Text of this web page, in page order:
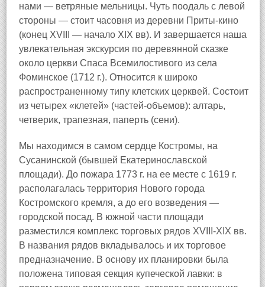
нами — ветряные мельницы. Чуть поодаль с левой
стороны — стоит часовня из деревни Приты-кино
(конец XVIII — начало XIX вв). И завершается наша
увлекательная экскурсия по деревянной сказке
около церкви Спаса Всемилостивого из села
Фоминское (1712 г.). Относится к широко
распространенному типу клетских церквей. Состоит
из четырех «клетей» (частей-объемов): алтарь,
четверик, трапезная, паперть (сени).
Мы находимся в самом сердце Костромы, на
Сусанинской (бывшей Екатеринославской
площади). До пожара 1773 г. на ее месте с 1619 г.
располагалась территория Нового города
Костромского кремля, а до его возведения —
городской посад. В южной части площади
разместился комплекс торговых рядов XVIII-XIX вв.
В названия рядов вкладывалось и их торговое
предназначение. В основу их планировки была
положена типовая секция купеческой лавки: в